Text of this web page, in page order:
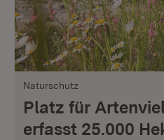
Naturschutz
Platz für
erfasst 25.000